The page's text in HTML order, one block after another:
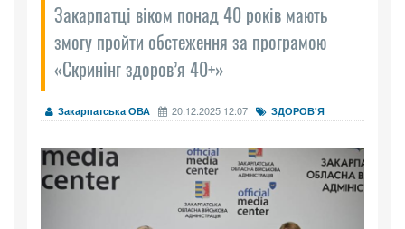
Закарпатці віком понад 40 років мають
змогу пройти обстеження за програмою
«Скринінг здоров’я 40+»
Закарпатська ОВА 20.12.2025 12:07 ЗДОРОВ'Я